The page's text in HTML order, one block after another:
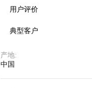
用户评价
典型客户
产地:
中国